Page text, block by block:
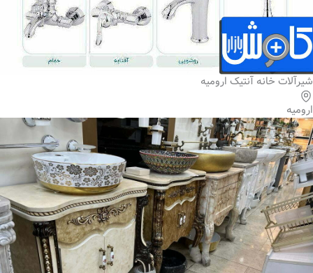
شیرآلات خانه آنتیک ارومیه
ارومیه